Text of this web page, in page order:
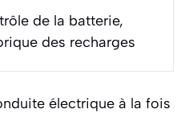
de la batterie,
des recharges
électrique à la fois